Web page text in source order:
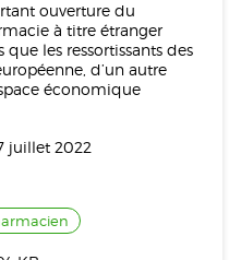
ouverture du
à titre étranger
les ressortissants des
d’un autre
économique
juillet 2022